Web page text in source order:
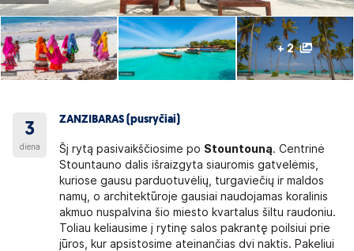
+ 2
3
diena
ZANZIBARAS (pusryčiai)
Šį rytą pasivaikščiosime po Stountouną. Centrinė
Stountauno dalis išraizgyta siauromis gatvelėmis,
kuriose gausu parduotuvėlių, turgaviečių ir maldos
namų, o architektūroje gausiai naudojamas koralinis
akmuo nuspalvina šio miesto kvartalus šiltu raudoniu.
Toliau keliausime į rytinę salos pakrantę poilsiui prie
jūros, kur apsistosime ateinančias dvi naktis. Pakeliui